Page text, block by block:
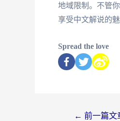
地域限制。不管
享受中文解说的
Spread the love
← 前一篇文